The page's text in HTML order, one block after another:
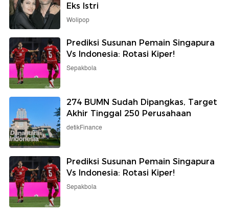
Eks Istri
Wolipop
Prediksi Susunan Pemain Singapura
Vs Indonesia: Rotasi Kiper!
Sepakbola
274 BUMN Sudah Dipangkas, Target
Akhir Tinggal 250 Perusahaan
detikFinance
Prediksi Susunan Pemain Singapura
Vs Indonesia: Rotasi Kiper!
Sepakbola